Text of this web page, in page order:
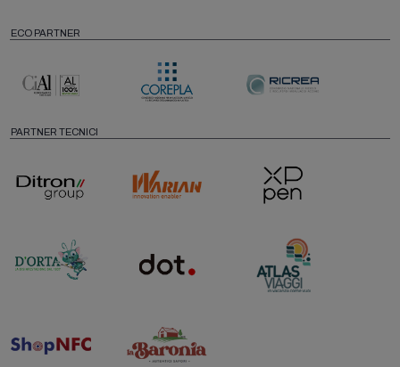
ECO PARTNER
PARTNER TECNICI